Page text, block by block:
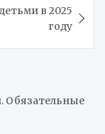
в 2025
году
Обязательные